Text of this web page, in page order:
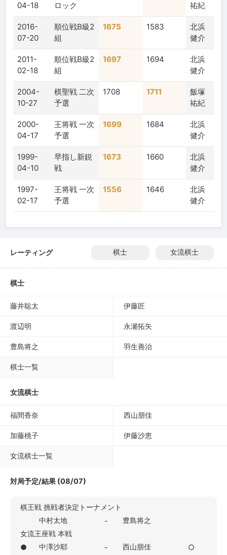
04-18
ロック
祐紀
2016-
07-20
順位戦B級2
組
1675 1583
北浜
健介
2011-
02-18
順位戦B級2
組
1697 1694
北浜
健介
2004-
10-27
棋聖戦 二次
予選
1708 1711
飯塚
祐紀
2000-
04-17
王将戦 一次
予選
1699 1684
北浜
健介
1999-
04-10
早指し新鋭
戦
1673 1660
北浜
健介
1997-
02-17
王将戦 一次
予選
1556 1646
北浜
健介
レーティング 棋士 女流棋士
棋士
藤井聡太 伊藤匠
渡辺明 永瀬拓矢
豊島将之 羽生善治
棋士一覧
女流棋士
福間香奈 西山朋佳
加藤桃子 伊藤沙恵
女流棋士一覧
対局予定/結果 (08/07)
棋王戦 挑戦者決定トーナメント
中村太地
-
豊島将之
女流王座戦 本戦
●
中澤沙耶 - 西山朋佳 ○